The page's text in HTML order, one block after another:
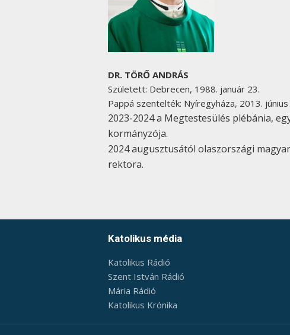
DR. TÖRŐ ANDRÁS
Született: Debrecen, 1988. január 23.
Pappá szentelték: Nyíregyháza, 2013. június
2023-2024 a Megtestesülés plébánia,
kormányzója.
2024 augusztusától olaszországi
rektora.
Katolikus média
Katolikus Rádió
Szent István Rádió
Mária Rádió
Katolikus Krónika